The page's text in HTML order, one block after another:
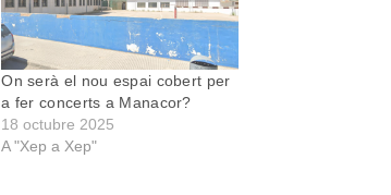
On serà el nou espai cobert per
a fer concerts a Manacor?
18 octubre 2025
A "Xep a Xep"